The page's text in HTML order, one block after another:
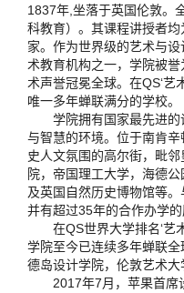
1837年,坐落于英国伦敦。
科教育）。其课程讲授者
家。作为世界级的艺术与
术教育机构之一，学院被
术声誉冠冕全球。在QS‘艺
唯一多年蝉联满分的学校。
学院拥有国家最先进的
与智慧的环境。位于南肯
史人文氛围的高尔街，毗
院，帝国理工大学，海德
及英国自然历史博物馆等
并有超过35年的合作办学的
在QS世界大学排名‘艺术
学院至今已连续多年蝉联
德岛设计学院，伦敦艺术大
2017年7月，苹果首席